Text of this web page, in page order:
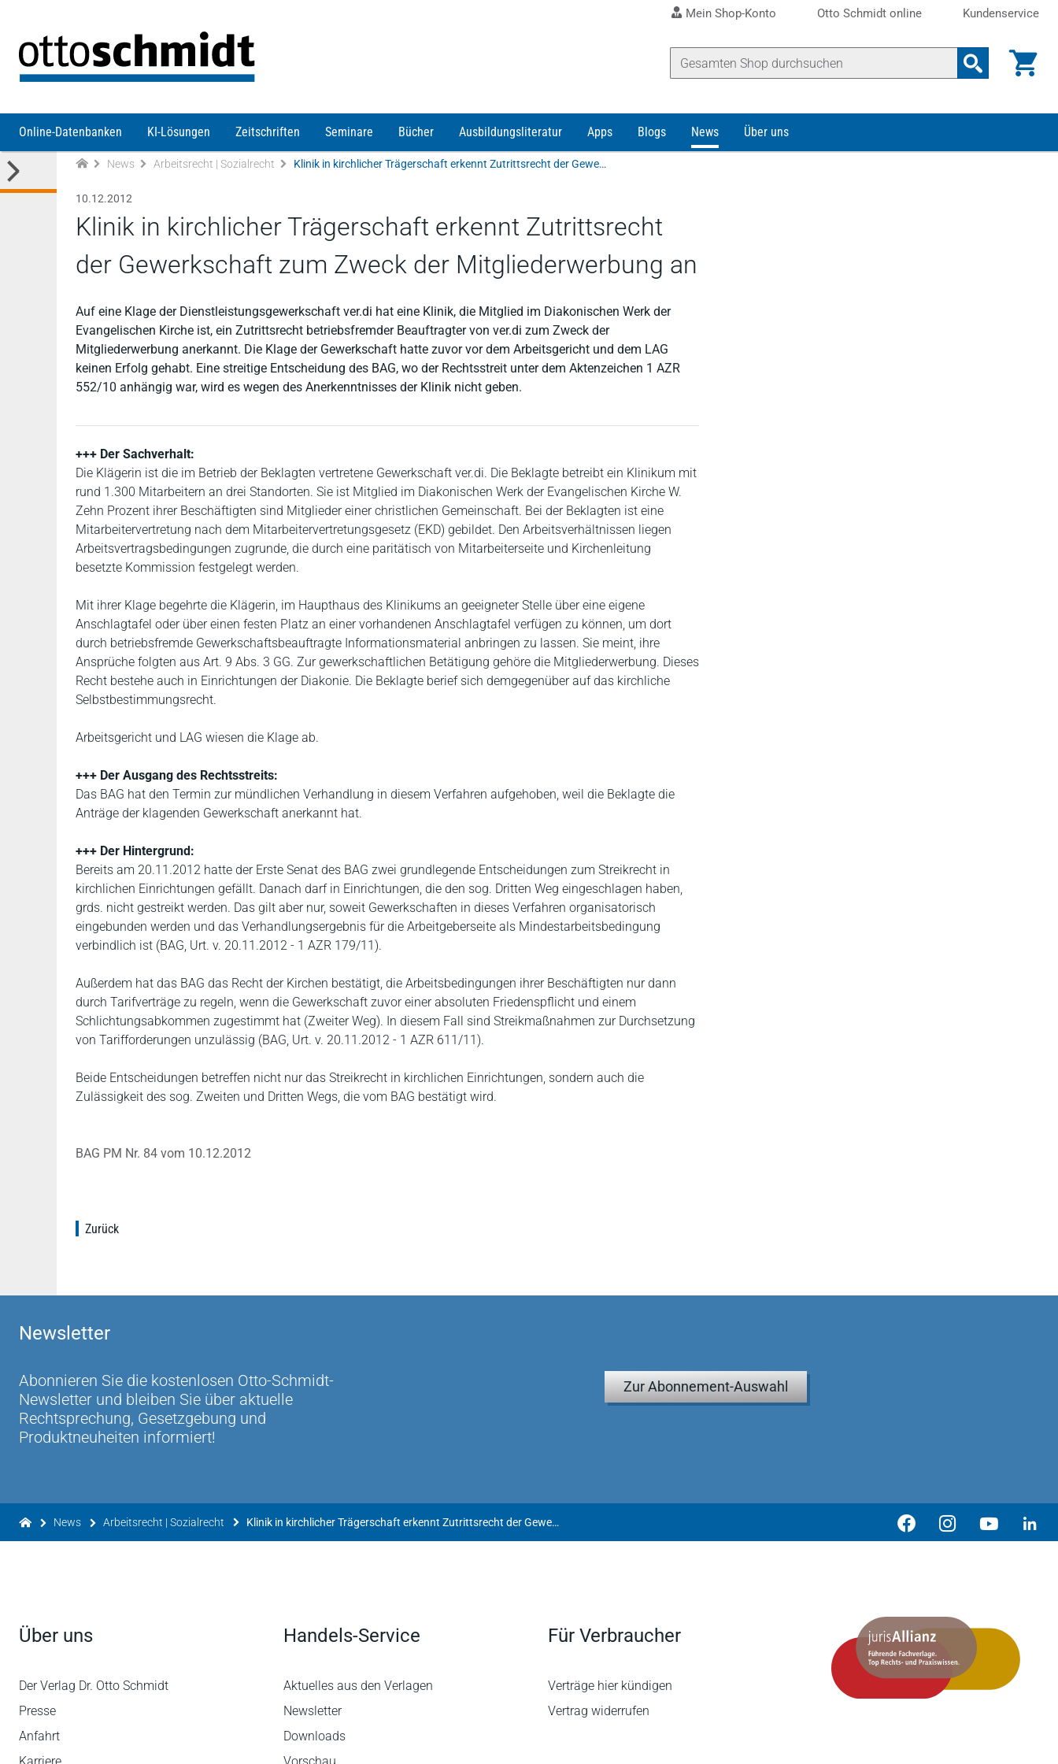
Mein Shop-Konto Otto Schmidt online Kundenservice
Online-Datenbanken KI-Lösungen Zeitschriften Seminare Bücher Ausbildungsliteratur Apps Blogs News Über uns
News Arbeitsrecht | Sozialrecht Klinik in kirchlicher Trägerschaft erkennt Zutrittsrecht der Gewerkschaft zum Zweck der Mitgliederwerbung an
10.12.2012
Klinik in kirchlicher Trägerschaft erkennt Zutrittsrecht
der Gewerkschaft zum Zweck der Mitgliederwerbung an
Auf eine Klage der Dienstleistungsgewerkschaft ver.di hat eine Klinik, die Mitglied im Diakonischen Werk der
Evangelischen Kirche ist, ein Zutrittsrecht betriebsfremder Beauftragter von ver.di zum Zweck der
Mitgliederwerbung anerkannt. Die Klage der Gewerkschaft hatte zuvor vor dem Arbeitsgericht und dem LAG
keinen Erfolg gehabt. Eine streitige Entscheidung des BAG, wo der Rechtsstreit unter dem Aktenzeichen 1 AZR
552/10 anhängig war, wird es wegen des Anerkenntnisses der Klinik nicht geben.
+++ Der Sachverhalt:
Die Klägerin ist die im Betrieb der Beklagten vertretene Gewerkschaft ver.di. Die Beklagte betreibt ein Klinikum mit
rund 1.300 Mitarbeitern an drei Standorten. Sie ist Mitglied im Diakonischen Werk der Evangelischen Kirche W.
Zehn Prozent ihrer Beschäftigten sind Mitglieder einer christlichen Gemeinschaft. Bei der Beklagten ist eine
Mitarbeitervertretung nach dem Mitarbeitervertretungsgesetz (EKD) gebildet. Den Arbeitsverhältnissen liegen
Arbeitsvertragsbedingungen zugrunde, die durch eine paritätisch von Mitarbeiterseite und Kirchenleitung
besetzte Kommission festgelegt werden.
Mit ihrer Klage begehrte die Klägerin, im Haupthaus des Klinikums an geeigneter Stelle über eine eigene
Anschlagtafel oder über einen festen Platz an einer vorhandenen Anschlagtafel verfügen zu können, um dort
durch betriebsfremde Gewerkschaftsbeauftragte Informationsmaterial anbringen zu lassen. Sie meint, ihre
Ansprüche folgten aus Art. 9 Abs. 3 GG. Zur gewerkschaftlichen Betätigung gehöre die Mitgliederwerbung. Dieses
Recht bestehe auch in Einrichtungen der Diakonie. Die Beklagte berief sich demgegenüber auf das kirchliche
Selbstbestimmungsrecht.
Arbeitsgericht und LAG wiesen die Klage ab.
+++ Der Ausgang des Rechtsstreits:
Das BAG hat den Termin zur mündlichen Verhandlung in diesem Verfahren aufgehoben, weil die Beklagte die
Anträge der klagenden Gewerkschaft anerkannt hat.
+++ Der Hintergrund:
Bereits am 20.11.2012 hatte der Erste Senat des BAG zwei grundlegende Entscheidungen zum Streikrecht in
kirchlichen Einrichtungen gefällt. Danach darf in Einrichtungen, die den sog. Dritten Weg eingeschlagen haben,
grds. nicht gestreikt werden. Das gilt aber nur, soweit Gewerkschaften in dieses Verfahren organisatorisch
eingebunden werden und das Verhandlungsergebnis für die Arbeitgeberseite als Mindestarbeitsbedingung
verbindlich ist (BAG, Urt. v. 20.11.2012 - 1 AZR 179/11).
Außerdem hat das BAG das Recht der Kirchen bestätigt, die Arbeitsbedingungen ihrer Beschäftigten nur dann
durch Tarifverträge zu regeln, wenn die Gewerkschaft zuvor einer absoluten Friedenspflicht und einem
Schlichtungsabkommen zugestimmt hat (Zweiter Weg). In diesem Fall sind Streikmaßnahmen zur Durchsetzung
von Tarifforderungen unzulässig (BAG, Urt. v. 20.11.2012 - 1 AZR 611/11).
Beide Entscheidungen betreffen nicht nur das Streikrecht in kirchlichen Einrichtungen, sondern auch die
Zulässigkeit des sog. Zweiten und Dritten Wegs, die vom BAG bestätigt wird.
BAG PM Nr. 84 vom 10.12.2012
Zurück
Newsletter
Abonnieren Sie die kostenlosen Otto-Schmidt-
Newsletter und bleiben Sie über aktuelle
Rechtsprechung, Gesetzgebung und
Produktneuheiten informiert!
Zur Abonnement-Auswahl
News Arbeitsrecht | Sozialrecht Klinik in kirchlicher Trägerschaft erkennt Zutrittsrecht der Gewerkschaft zum Zweck der Mitgliederwerbung an
Über uns
Der Verlag Dr. Otto Schmidt
Presse
Anfahrt
Handels-Service
Aktuelles aus den Verlagen
Newsletter
Downloads
Für Verbraucher
Verträge hier kündigen
Vertrag widerrufen